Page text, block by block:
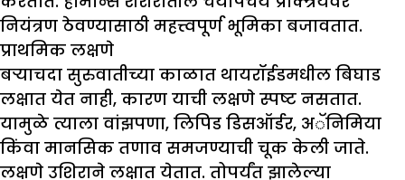
नियंत्रण ठेवण्यासाठी महत्त्वपूर्ण भूमिका बजावतात.
प्राथमिक लक्षणे
बऱ्याचदा सुरुवातीच्या काळात थायरॉईडमधील बिघाड
लक्षात येत नाही, कारण याची लक्षणे स्पष्ट नसतात.
यामुळे त्याला वांझपणा, लिपिड डिसऑर्डर, अॅनिमिया
किंवा मानसिक तणाव समजण्याची चूक केली जाते.
लक्षणे उशिराने लक्षात येतात. तोपर्यंत झालेल्या